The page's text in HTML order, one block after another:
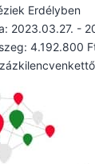
Erdélyben
2023.03.27. -
4.192.800